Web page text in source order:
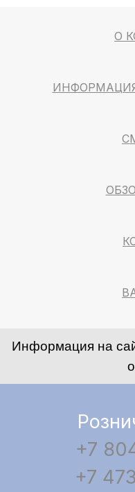
О
Информация на
+7
+7